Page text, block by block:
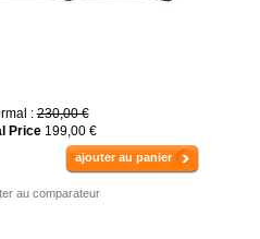
: 230,00 €
Price 199,00 €
ajouter au panier
au comparateur